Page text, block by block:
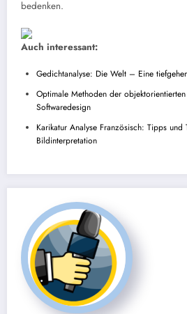
bedenken.
Auch interessant:
Gedichtanalyse: Die Welt – Eine
Optimale Methoden der
Softwaredesign
Karikatur Analyse Französisch: Tipps
Bildinterpretation